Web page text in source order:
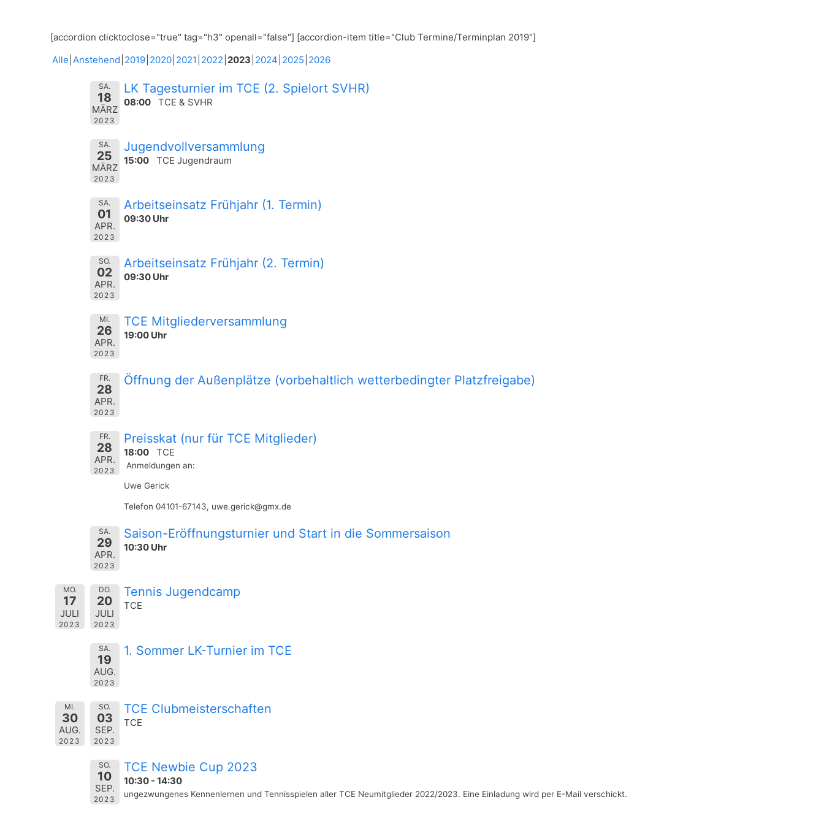
[accordion clicktoclose="true" tag="h3" openall="false"] [accordion-item title="Club Termine/Terminplan 2019"]
Alle Anstehend 2019 2020 2021 2022 2023 2024 2025 2026
SA.
18
MÄRZ
2023
LK Tagesturnier im TCE (2. Spielort SVHR)
08:00 TCE & SVHR
SA.
25
MÄRZ
2023
Jugendvollversammlung
15:00 TCE Jugendraum
SA.
01
APR.
2023
Arbeitseinsatz Frühjahr (1. Termin)
09:30 Uhr
SO.
02
APR.
2023
Arbeitseinsatz Frühjahr (2. Termin)
09:30 Uhr
MI.
26
APR.
2023
TCE Mitgliederversammlung
19:00 Uhr
FR.
28
APR.
2023
Öffnung der Außenplätze (vorbehaltlich wetterbedingter Platzfreigabe)
FR.
28
APR.
2023
Preisskat (nur für TCE Mitglieder)
18:00 TCE
Anmeldungen an:
Uwe Gerick
Telefon 04101-67143, uwe.gerick@gmx.de
SA.
29
APR.
2023
Saison-Eröffnungsturnier und Start in die Sommersaison
10:30 Uhr
MO.
17
JULI
2023
DO.
20
JULI
2023
Tennis Jugendcamp
TCE
SA.
19
AUG.
2023
1. Sommer LK-Turnier im TCE
MI.
30
AUG.
2023
SO.
03
SEP.
2023
TCE Clubmeisterschaften
TCE
SO.
10
SEP.
2023
TCE Newbie Cup 2023
10:30 - 14:30
ungezwungenes Kennenlernen und Tennisspielen aller TCE Neumitglieder 2022/2023. Eine Einladung wird per E-Mail verschickt.